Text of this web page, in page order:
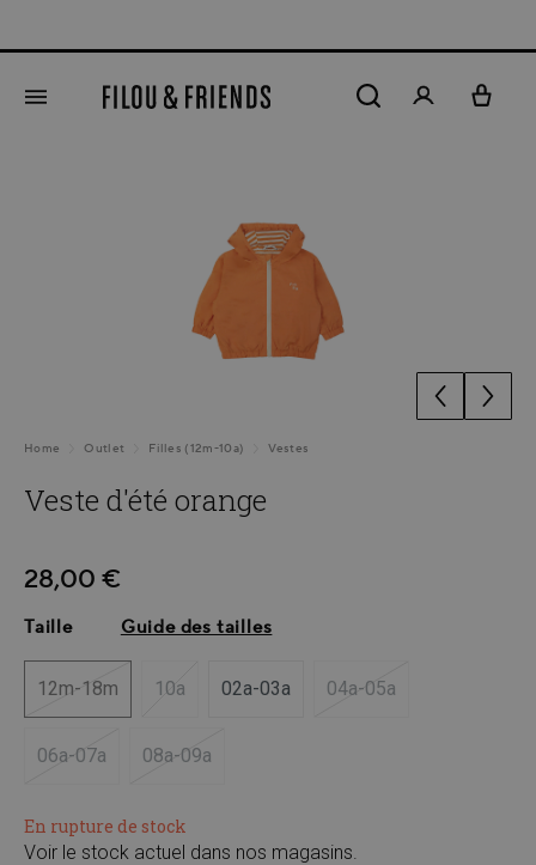
Home Outlet Filles (12m-10a) Vestes
Veste d'été orange
28,00 €
Taille Guide des tailles
12m-18m(Cette option n'est pas disponible pour le moment.)
10a(Cette option n'est pas disponible pour le
02a-03a 04a-05a(Cette option n'est
06a-07a(Cette option n'est pas disponible pour le moment.)
08a-09a(Cette option n'est pas disponible pour le
En rupture de stock
Voir le stock actuel dans nos magasins.